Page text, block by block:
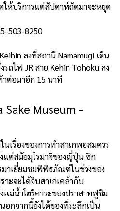
ห้บริการแต่สัปดาห์ถัดมาจะหยุด
503-8250
ลงที่สถานี Namamugi เดิน
ถไฟ JR สาย Kehin Tohoku ลง
าต่อมาอีก 15 นาที
Sake Museum -
นเรื่องของการทำสาเกพอสมควร
แต่สมัยมุโรมาจิของญี่ปุ่น ซิก
มาเยี่ยมชมพิพิธภัณฑ์ในช่วงของ
ะจะได้จิบสาเกเคล้ากับ
แม่น้ำโฮริคาวะของปราสาทฟูชิม
อกจากนี้ยังได้ของที่ระลึกเป็น